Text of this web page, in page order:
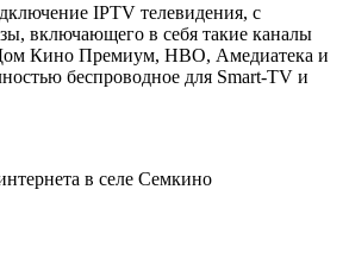
IPTV телевидения, с
включающего в себя такие каналы
Кино Премиум, HBO, Амедиатека и
беспроводное для Smart-TV и
в селе Семкино